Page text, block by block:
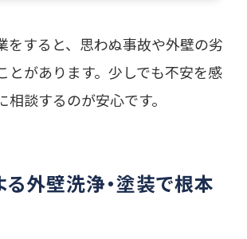
をすると、思わぬ事故や外壁の劣
とがあります。少しでも不安を感
相談するのが安心です。
外壁洗浄・塗装で根本